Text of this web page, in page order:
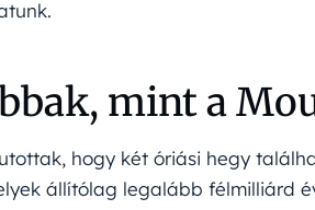
mint a
hogy két óriási hegy
állítólag legalább félmilliárd